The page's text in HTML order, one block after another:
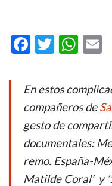
F
e
b
o
o
k
T
itt
er
W
at
s
A
p
p
En estos
compañeros de
gesto de
documentales:
remo. España-
Matilde Coral’ y